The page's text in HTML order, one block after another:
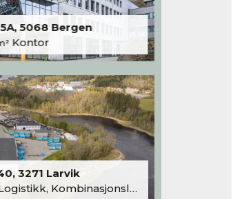
5068 Bergen
Kontor
3271 Larvik
Kombinasjonslokaler